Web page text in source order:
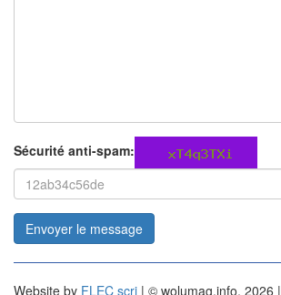
Sécurité anti-spam:
Envoyer le message
Website by FLEC scri | © wolumag.info, 2026 |